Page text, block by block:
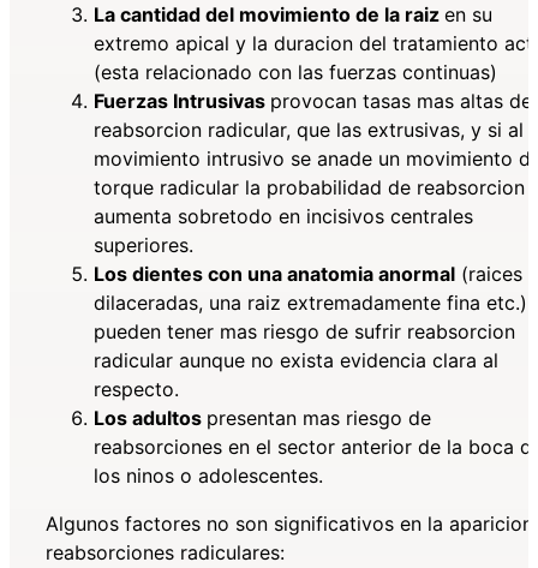
La cantidad del movimiento de la raiz en su
extremo apical y la duracion del tratamiento
(esta relacionado con las fuerzas continuas)
Fuerzas Intrusivas provocan tasas mas altas de
reabsorcion radicular, que las extrusivas, y si al
movimiento intrusivo se anade un movimiento
torque radicular la probabilidad de reabsorcion
aumenta sobretodo en incisivos centrales
superiores.
Los dientes con una anatomia anormal (raices
dilaceradas, una raiz extremadamente fina etc.)
pueden tener mas riesgo de sufrir reabsorcion
radicular aunque no exista evidencia clara al
respecto.
Los adultos presentan mas riesgo de
reabsorciones en el sector anterior de la boca
los ninos o adolescentes.
Algunos factores no son significativos en la aparicion
reabsorciones radiculares: